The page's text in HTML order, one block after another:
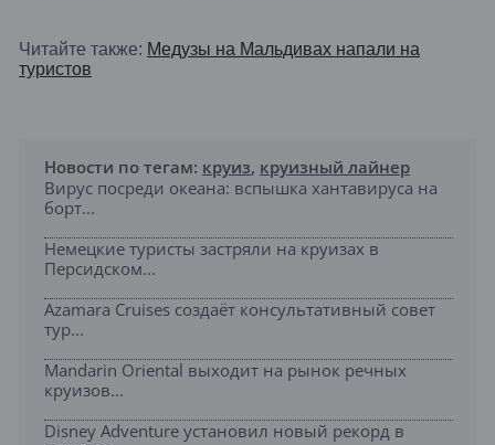
Читайте также: Медузы на Мальдивах напали на
туристов
Новости по тегам: круиз, круизный лайнер
Вирус посреди океана: вспышка хантавируса на
борт...
Немецкие туристы застряли на круизах в
Персидском...
Azamara Cruises создаёт консультативный совет
тур...
Mandarin Oriental выходит на рынок речных
круизов...
Disney Adventure установил новый рекорд в